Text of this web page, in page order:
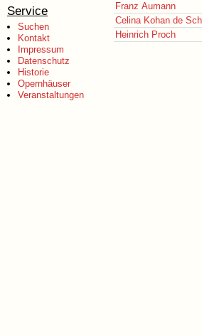
Service
Suchen
Kontakt
Impressum
Datenschutz
Historie
Opernhäuser
Veranstaltungen
Franz Aumann
Celina Kohan de
Heinrich Proch